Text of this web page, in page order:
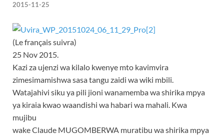
2015-11-25
(Le français suivra)
25 Nov 2015.
Kazi za ujenzi wa kilalo kwenye mto kavimvira
zimesimamishwa sasa tangu zaidi wa wiki mbili.
Watajahivi siku ya pili jioni wanamemba wa shirika mpya
ya kiraia kwao waandishi wa habari wa mahali. Kwa
mujibu
wake Claude MUGOMBERWA muratibu wa shirika mpya